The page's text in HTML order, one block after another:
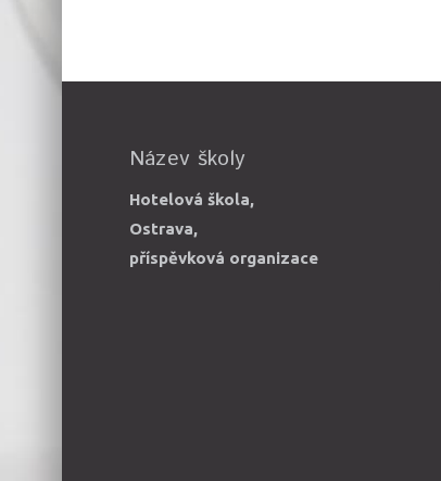
Název školy
Hotelová škola,
Ostrava,
příspěvková organizace